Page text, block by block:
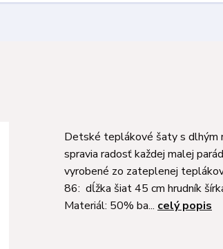
Detské teplákové šaty s dlhým
spravia radosť každej malej
vyrobené zo zateplenej
86: dĺžka šiat 45 cm hrudník
Materiál: 50% ba... celý popis